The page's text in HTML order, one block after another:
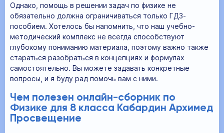
Однако, помощь в решении задач по физике не
обязательно должна ограничиваться только ГДЗ-
пособием. Хотелось бы напомнить, что наш учебно-
методический комплекс не всегда способствуют
глубокому пониманию материала, поэтому важно также
стараться разобраться в концепциях и формулах
самостоятельно. Вы можете задавать конкретные
вопросы, и я буду рад помочь вам с ними.
Чем полезен онлайн-сборник по
Физике для 8 класса Кабардин Архимед
Просвещение